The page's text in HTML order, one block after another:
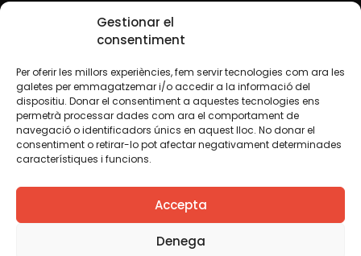
Gestionar el
consentiment
Per oferir les millors experiències, fem servir tecnologies com ara les
galetes per emmagatzemar i/o accedir a la informació del
dispositiu. Donar el consentiment a aquestes tecnologies ens
permetrà processar dades com ara el comportament de
navegació o identificadors únics en aquest lloc. No donar el
consentiment o retirar-lo pot afectar negativament determinades
característiques i funcions.
Accepta
Denega
Xarxes Socials
TWT YTB IG FB IN
Avís legalPolítica de cookies
Creiem que el coneixement s’ha de compartir. Per això
fem servir una llicència Creative Commons, llevat que en
algun material indiquem el contrari. Us animem a copiar,
redistribuir, remesclar o transformar i crear els continguts